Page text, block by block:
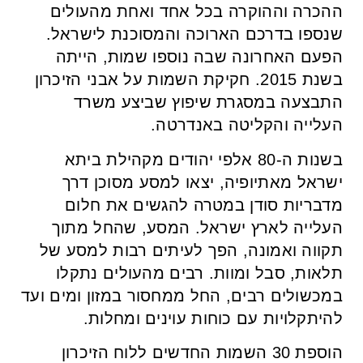
ההכרה וההוקרה בכל אחד ואחת מהעולים
שנספו בדרכם הארוכה והמסוכנת לישראל.
הפעם האחרונה שבה נוספו שמות, הייתה
בשנת 2015. חקיקת השמות על אבני הזיכרון
התבצעה במסגרת שיפוץ שביצע משרד
העלייה והקליטה באנדרטה.
בשנות ה-80 אלפי יהודים מקהילת ביתא
ישראל מאתיופיה, יצאו למסע מסוכן דרך
מדבריות סודן במטרה להגשים את חלום
העלייה לארץ ישראל. המסע, שהחל מתוך
תקווה ואמונה, הפך לעיתים רבות למסע של
תלאות, סבל ומוות. רבים מהעולים נתקלו
במכשולים רבים, החל ממחסור במזון ומים ועד
להיתקלויות עם כוחות עוינים ומחלות.
הוספת 30 השמות החדשים ללוח הזיכרון